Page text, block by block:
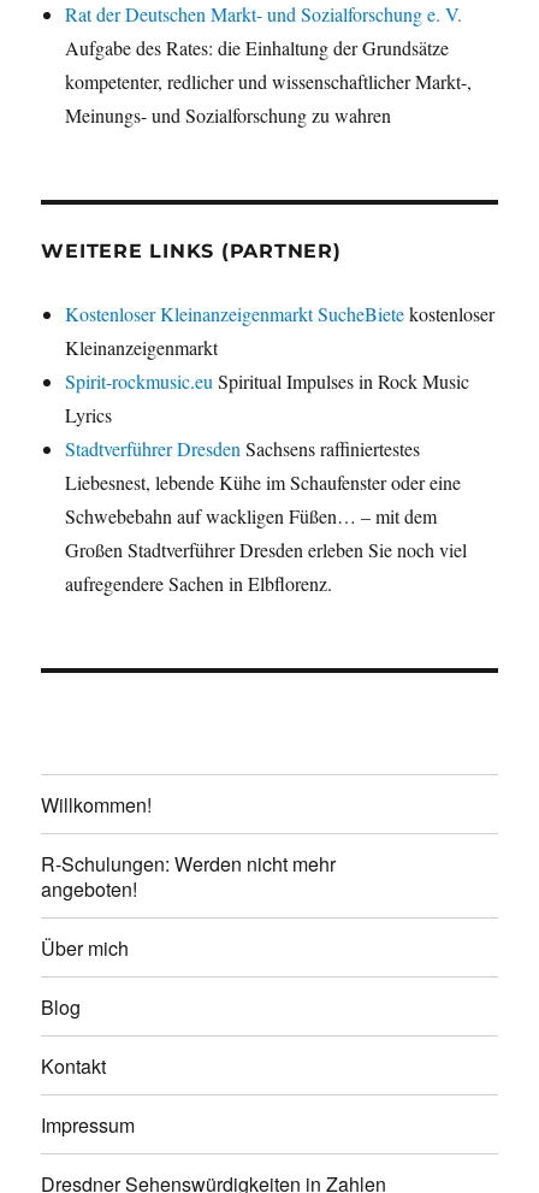
Rat der Deutschen Markt- und Sozialforschung e. V.
Aufgabe des Rates: die Einhaltung der Grundsätze
kompetenter, redlicher und wissenschaftlicher Markt-,
Meinungs- und Sozialforschung zu wahren
WEITERE LINKS (PARTNER)
Kostenloser Kleinanzeigenmarkt SucheBietekostenloser
Kleinanzeigenmarkt
Spirit-rockmusic.euSpiritual Impulses in Rock Music
Lyrics
Stadtverführer DresdenSachsens raffiniertestes
Liebesnest, lebende Kühe im Schaufenster oder eine
Schwebebahn auf wackligen Füßen… – mit dem
Großen Stadtverführer Dresden erleben Sie noch viel
aufregendere Sachen in Elbflorenz.
Willkommen!
R-Schulungen: Werden nicht mehr
angeboten!
Über mich
Blog
Kontakt
Impressum
Dresdner Sehenswürdigkeiten in Zahlen